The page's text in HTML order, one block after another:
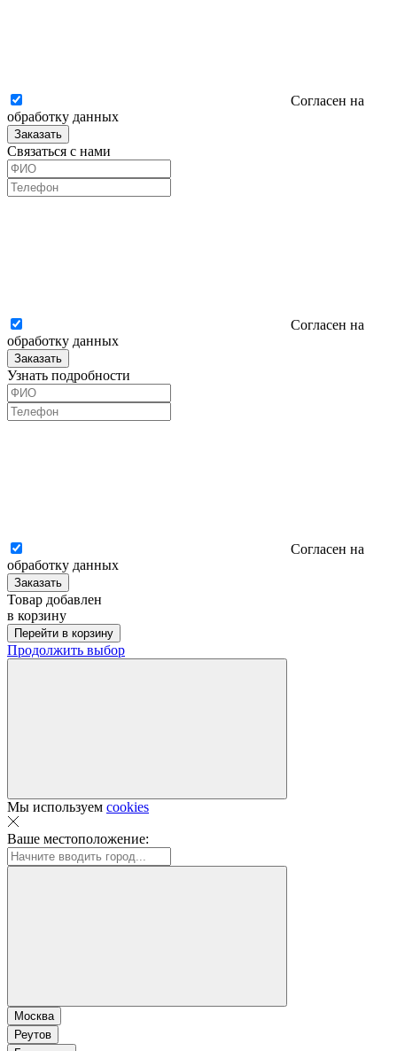
Согласен на
обработку данных
Заказать
Связаться с нами
Согласен на
обработку данных
Заказать
Узнать подробности
Согласен на
обработку данных
Заказать
Товар добавлен
в корзину
Перейти в корзину
Продолжить выбор
Мы используем cookies
Ваше местоположение:
Москва
Реутов